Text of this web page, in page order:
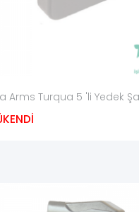
Arms Turqua 5 'li Yedek